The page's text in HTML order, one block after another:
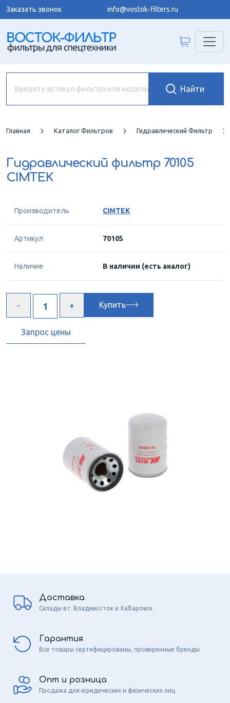
Заказать звонок info@vostok-filters.ru
Главная Каталог Фильтров Гидравлический Фильтр
Гидравлический фильтр 70105
CIMTEK
Производитель CIMTEK
Артикул 70105
Наличие В наличии (есть аналог)
Купить
Запрос цены
Доставка
Склады в г. Владивосток и Хабаровск
Гарантия
Все товары сертифицированы, проверенные бренды
Опт и розница
Продажа для юридических и физических лиц